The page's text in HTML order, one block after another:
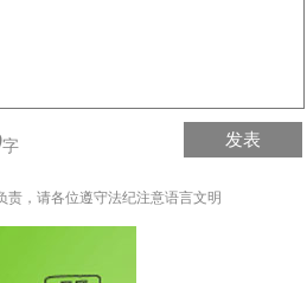
字 发表
，请各位遵守法纪注意语言文明